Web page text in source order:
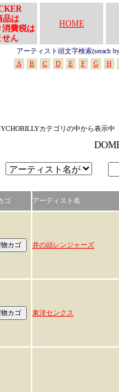
品は
消費税は
せん
HOME
アーティスト頭文字検索(serach
A
B C D E F G H
カテゴリの中から表示中
ゴ アーティスト名
井の頭レンジャーズ
東洋センクス